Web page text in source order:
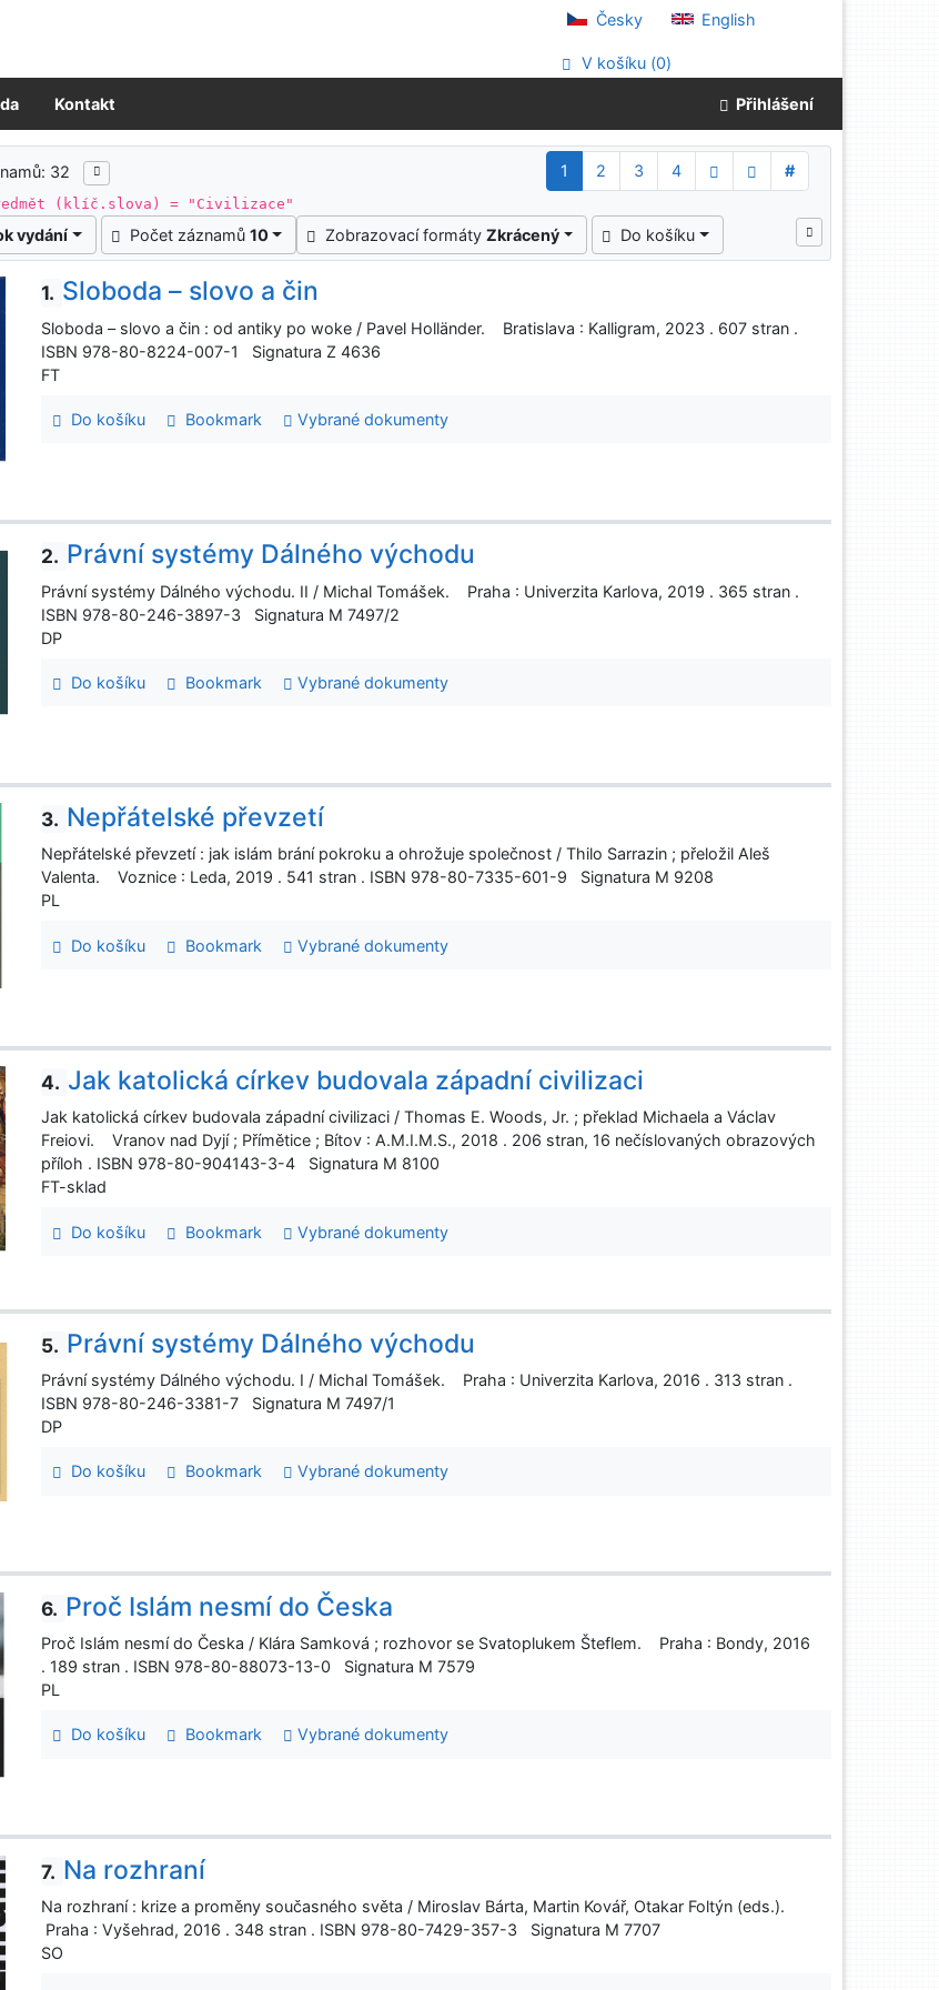
Česky English
V košíku (0)
Kontakt Přihlášení
vyhledávání
32 1 2 3 4
#
(klíč.slova) = "Civilizace"
vydání Počet záznamů 10 Zobrazovací formáty Zkrácený Do košíku
1. Sloboda – slovo a čin
Sloboda – slovo a čin : od antiky po woke / Pavel Holländer. Bratislava : Kalligram, 2023 . 607 stran .
ISBN 978-80-8224-007-1 Signatura Z 4636
FT
Do košíku Bookmark Vybrané dokumenty
2. Právní systémy Dálného východu
Právní systémy Dálného východu. II / Michal Tomášek. Praha : Univerzita Karlova, 2019 . 365 stran .
ISBN 978-80-246-3897-3 Signatura M 7497/2
DP
Do košíku Bookmark Vybrané dokumenty
3. Nepřátelské převzetí
Nepřátelské převzetí : jak islám brání pokroku a ohrožuje společnost / Thilo Sarrazin ; přeložil Aleš
Valenta. Voznice : Leda, 2019 . 541 stran . ISBN 978-80-7335-601-9 Signatura M 9208
PL
Do košíku Bookmark Vybrané dokumenty
4. Jak katolická církev budovala západní civilizaci
Jak katolická církev budovala západní civilizaci / Thomas E. Woods, Jr. ; překlad Michaela a Václav
Freiovi. Vranov nad Dyjí ; Přímětice ; Bítov : A.M.I.M.S., 2018 . 206 stran, 16 nečíslovaných obrazových
příloh . ISBN 978-80-904143-3-4 Signatura M 8100
FT-sklad
Do košíku Bookmark
Vybrané dokumenty
5. Právní systémy Dálného východu
Právní systémy Dálného východu. I / Michal Tomášek. Praha : Univerzita Karlova, 2016 . 313 stran .
ISBN 978-80-246-3381-7 Signatura M 7497/1
DP
Do košíku Bookmark Vybrané dokumenty
6. Proč Islám nesmí do Česka
Proč Islám nesmí do Česka / Klára Samková ; rozhovor se Svatoplukem Šteflem. Praha : Bondy, 2016
. 189 stran . ISBN 978-80-88073-13-0 Signatura M 7579
PL
Do košíku Bookmark Vybrané dokumenty
7. Na rozhraní
Na rozhraní : krize a proměny současného světa / Miroslav Bárta, Martin Kovář, Otakar Foltýn (eds.).
Praha : Vyšehrad, 2016 . 348 stran . ISBN 978-80-7429-357-3 Signatura M 7707
SO